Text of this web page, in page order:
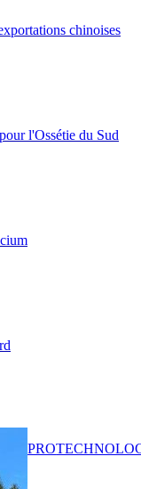
chinoises
l'Ossétie du Sud
PRO